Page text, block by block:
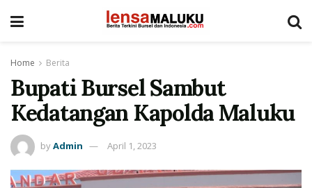
Home Berita
Bupati Bursel Sambut
Kedatangan Kapolda Maluku
byAdmin April 1, 2023